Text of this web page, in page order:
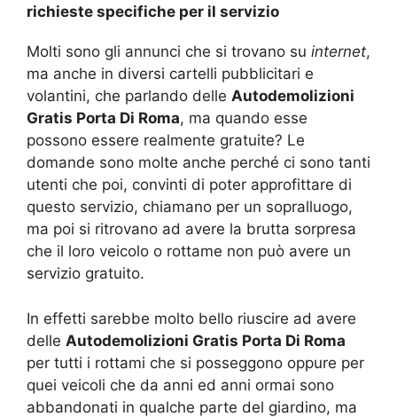
richieste specifiche per il servizio
Molti sono gli annunci che si trovano su internet,
ma anche in diversi cartelli pubblicitari e
volantini, che parlando delle Autodemolizioni
Gratis Porta Di Roma, ma quando esse
possono essere realmente gratuite? Le
domande sono molte anche perché ci sono tanti
utenti che poi, convinti di poter approfittare di
questo servizio, chiamano per un sopralluogo,
ma poi si ritrovano ad avere la brutta sorpresa
che il loro veicolo o rottame non può avere un
servizio gratuito.
In effetti sarebbe molto bello riuscire ad avere
delle Autodemolizioni Gratis Porta Di Roma
per tutti i rottami che si posseggono oppure per
quei veicoli che da anni ed anni ormai sono
abbandonati in qualche parte del giardino, ma